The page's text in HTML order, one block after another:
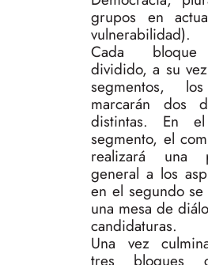
grupos en
vulnerabilidad).
Cada bloque
dividido, a su
segmentos,
marcarán dos
distintas. En
segmento, el
realizará una
general a los
en el segundo se
una mesa de
candidaturas.
Una vez